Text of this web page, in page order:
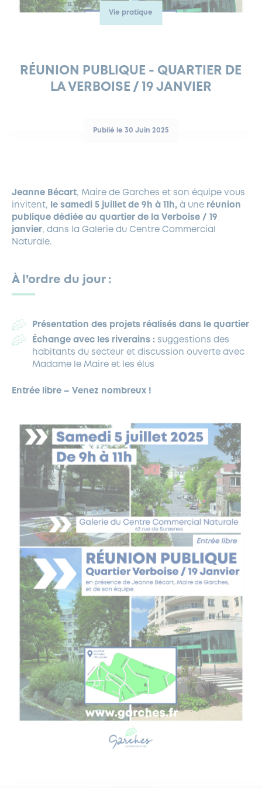
EAU POTABLE ET ASSAINISSEMENT
DÉCLARATION DE CATASTROPHE NATURELLE
LOCATION DE SALLES
INFORMATIONS PRATIQUES
SUBVENTIONS
FERMETURES EXCEPTIONNELLES
PANNEAUX D’AFFICHAGE LIBRE
GRÖBENZELL
DÉVELOPPEMENT DURABLE
DEMANDE D’ABATTAGE
GESTION DU PATRIMOINE ARBORÉ
Vie pratique
RÉUNION PUBLIQUE - QUARTIER DE
LA VERBOISE / 19 JANVIER
Publié le 30 Juin 2025
Jeanne Bécart, Maire de Garches et son équipe vous
invitent, le samedi 5 juillet de 9h à 11h, à une réunion
publique dédiée au quartier de la Verboise / 19
janvier, dans la Galerie du Centre Commercial
Naturale.
À l’ordre du jour :
Présentation des projets réalisés dans le quartier
Échange avec les riverains : suggestions des
habitants du secteur et discussion ouverte avec
Madame le Maire et les élus
Entrée libre – Venez nombreux !